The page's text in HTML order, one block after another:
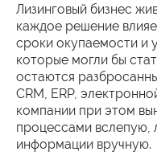
Лизинговый бизнес
каждое решение
сроки окупаемости и
которые могли бы
остаются
CRM, ERP,
компании при этом
процессами вслепую,
информации вручную.